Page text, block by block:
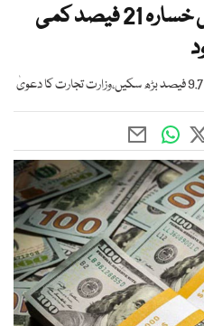
برآمدی بحالی ماہانہ تجارتی خسارہ 21 فیصد کمی